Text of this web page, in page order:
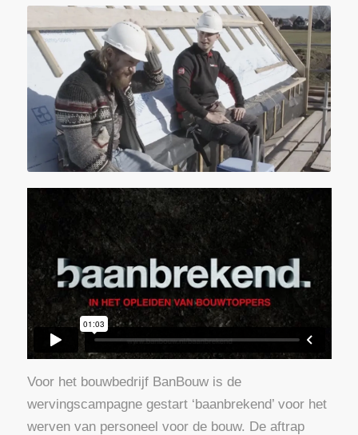
Voor het bouwbedrijf BanBouw is de
wervingscampagne gestart ‘baanbrekend’ voor het
werven van personeel voor de bouw. De aftrap